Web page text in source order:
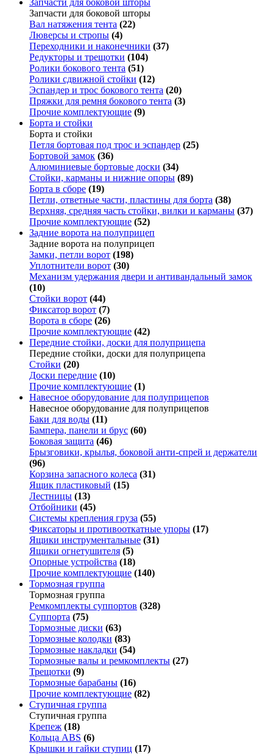
Запчасти для боковой шторы
Запчасти для боковой шторы
Вал натяжения тента (22)
Люверсы и стропы (4)
Переходники и наконечники (37)
Редукторы и трещотки (104)
Ролики бокового тента (51)
Ролики сдвижной стойки (12)
Эспандер и трос бокового тента (20)
Пряжки для ремня бокового тента (3)
Прочие комплектующие (9)
Борта и стойки
Борта и стойки
Петля бортовая под трос и эспандер (25)
Бортовой замок (36)
Алюминиевые бортовые доски (34)
Стойки, карманы и нижние опоры (89)
Борта в сборе (19)
Петли, ответные части, пластины для борта (38)
Верхняя, средняя часть стойки, вилки и карманы (37)
Прочие комплектующие (52)
Задние ворота на полуприцеп
Задние ворота на полуприцеп
Замки, петли ворот (198)
Уплотнители ворот (30)
Механизм удержания двери и антивандальный замок
(10)
Стойки ворот (44)
Фиксатор ворот (7)
Ворота в сборе (26)
Прочие комплектующие (42)
Передние стойки, доски для полуприцепа
Передние стойки, доски для полуприцепа
Стойки (20)
Доски передние (10)
Прочие комплектующие (1)
Навесное оборудование для полуприцепов
Навесное оборудование для полуприцепов
Баки для воды (11)
Бампера, панели и брус (60)
Боковая защита (46)
Брызговики, крылья, боковой анти-спрей и держатели
(96)
Корзина запасного колеса (31)
Ящик пластиковый (15)
Лестницы (13)
Отбойники (45)
Системы крепления груза (55)
Фиксаторы и противооткатные упоры (17)
Ящики инструментальные (31)
Ящики огнетушителя (5)
Опорные устройства (18)
Прочие комплектующие (140)
Тормозная группа
Тормозная группа
Ремкомплекты суппортов (328)
Суппорта (75)
Тормозные диски (63)
Тормозные колодки (83)
Тормозные накладки (54)
Тормозные валы и ремкомплекты (27)
Трещотки (9)
Тормозные барабаны (16)
Прочие комплектующие (82)
Ступичная группа
Ступичная группа
Крепеж (18)
Кольца ABS (6)
Крышки и гайки ступиц (17)